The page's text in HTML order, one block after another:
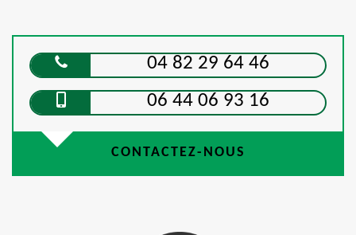
04 82 29 64 46
06 44 06 93 16
CONTACTEZ-NOUS